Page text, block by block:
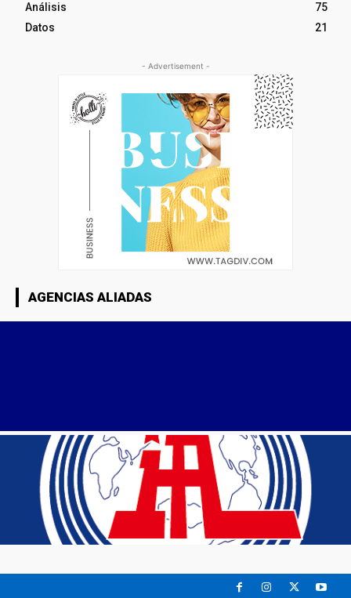
Análisis
75
Datos
21
- Advertisement -
AGENCIAS ALIADAS